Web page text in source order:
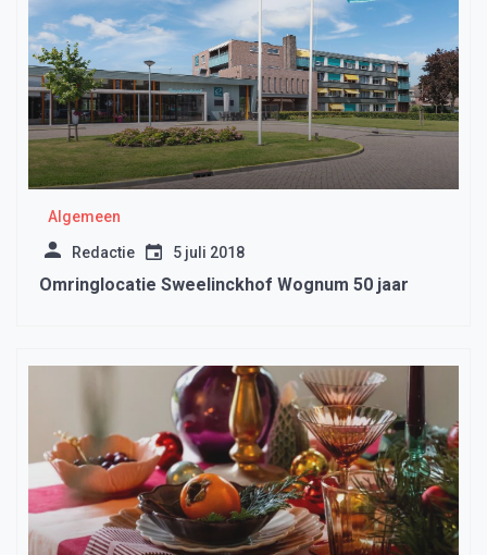
Algemeen
Redactie 5 juli 2018
Omringlocatie Sweelinckhof Wognum 50 jaar